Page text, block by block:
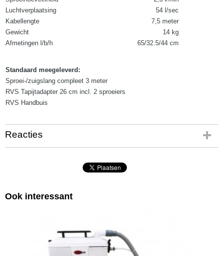
Luchtverplaatsing
54 l/sec
Kabellengte
7,5 meter
Gewicht
14 kg
Afmetingen l/b/h
65/32.5/44 cm
Standaard meegeleverd:
Sproei-/zuigslang compleet 3 meter
RVS Tapijtadapter 26 cm incl. 2 sproeiers
RVS Handbuis
Reacties
Ook interessant